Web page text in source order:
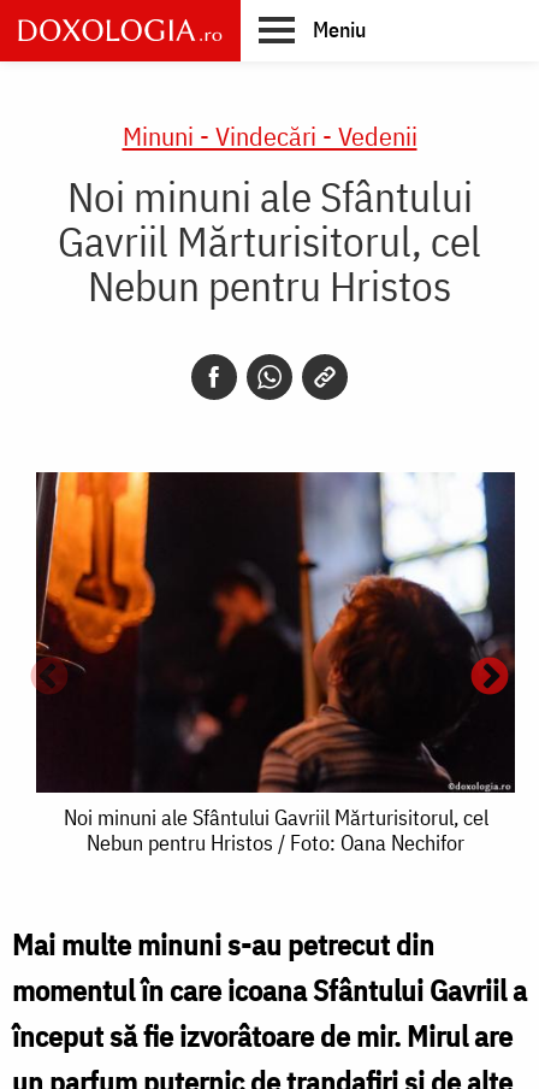
Skip
to
main
Meniu
Minuni - Vindecări - Vedenii
Noi minuni ale Sfântului
Gavriil Mărturisitorul, cel
Nebun pentru Hristos
Noi
minuni
Sfântului
Gavriil
Mărturisitorul,
Noi minuni ale Sfântului Gavriil Mărturisitorul, cel
Nebun pentru Hristos / Foto: Oana Nechifor
Mai multe minuni s-au petrecut din
momentul în care icoana Sfântului Gavriil a
început să fie izvorâtoare de mir. Mirul are